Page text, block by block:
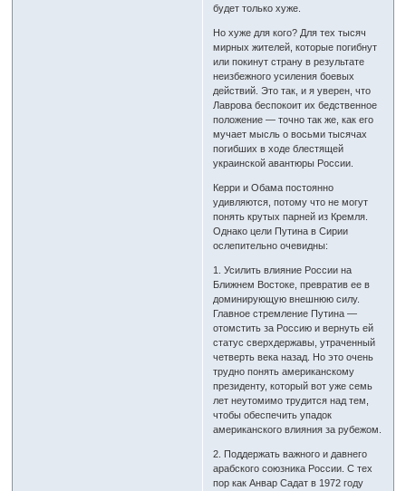
будет только хуже.
Но хуже для кого? Для тех тысяч
мирных жителей, которые погибнут
или покинут страну в результате
неизбежного усиления боевых
действий. Это так, и я уверен, что
Лаврова беспокоит их бедственное
положение — точно так же, как его
мучает мысль о восьми тысячах
погибших в ходе блестящей
украинской авантюры России.
Керри и Обама постоянно
удивляются, потому что не могут
понять крутых парней из Кремля.
Однако цели Путина в Сирии
ослепительно очевидны:
1. Усилить влияние России на
Ближнем Востоке, превратив ее в
доминирующую внешнюю силу.
Главное стремление Путина —
отомстить за Россию и вернуть ей
статус сверхдержавы, утраченный
четверть века назад. Но это очень
трудно понять американскому
президенту, который вот уже семь
лет неутомимо трудится над тем,
чтобы обеспечить упадок
американского влияния за рубежом.
2. Поддержать важного и давнего
арабского союзника России. С тех
пор как Анвар Садат в 1972 году